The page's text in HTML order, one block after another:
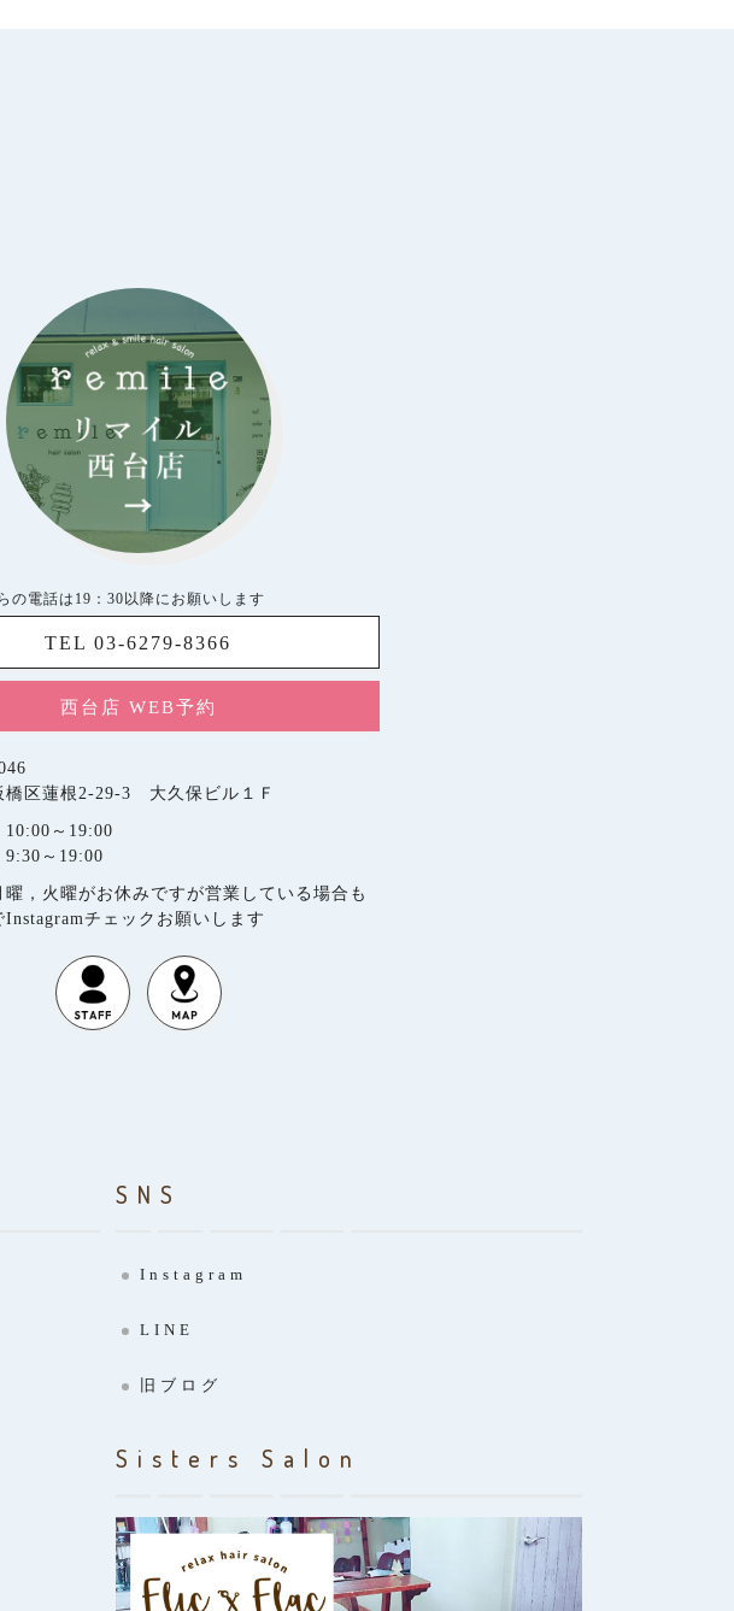
の電話は19：30以降にお願いします
TEL 03-6279-8366
西台店 WEB予約
橋区蓮根2-29-3 大久保ビル１Ｆ
～19:00
～19:00
曜，火曜がお休みですが営業している場合も
Instagramチェックお願いします
SNS
Instagram
LINE
旧ブログ
Sisters Salon